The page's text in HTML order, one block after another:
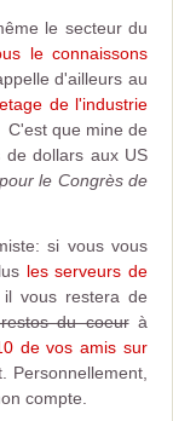
le secteur du
le connaissons
d'ailleurs au
de l'industrie
C'est que mine de
dollars aux US
le Congrès de
si vous vous
les serveurs de
vous restera de
du coeurà
de vos amis sur
Personnellement,
compte.